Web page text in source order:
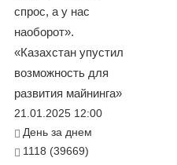
спрос, а у нас
наоборот».
«Казахстан упустил
возможность для
развития майнинга»
21.01.2025 12:00
День за днем
1118 (39669)